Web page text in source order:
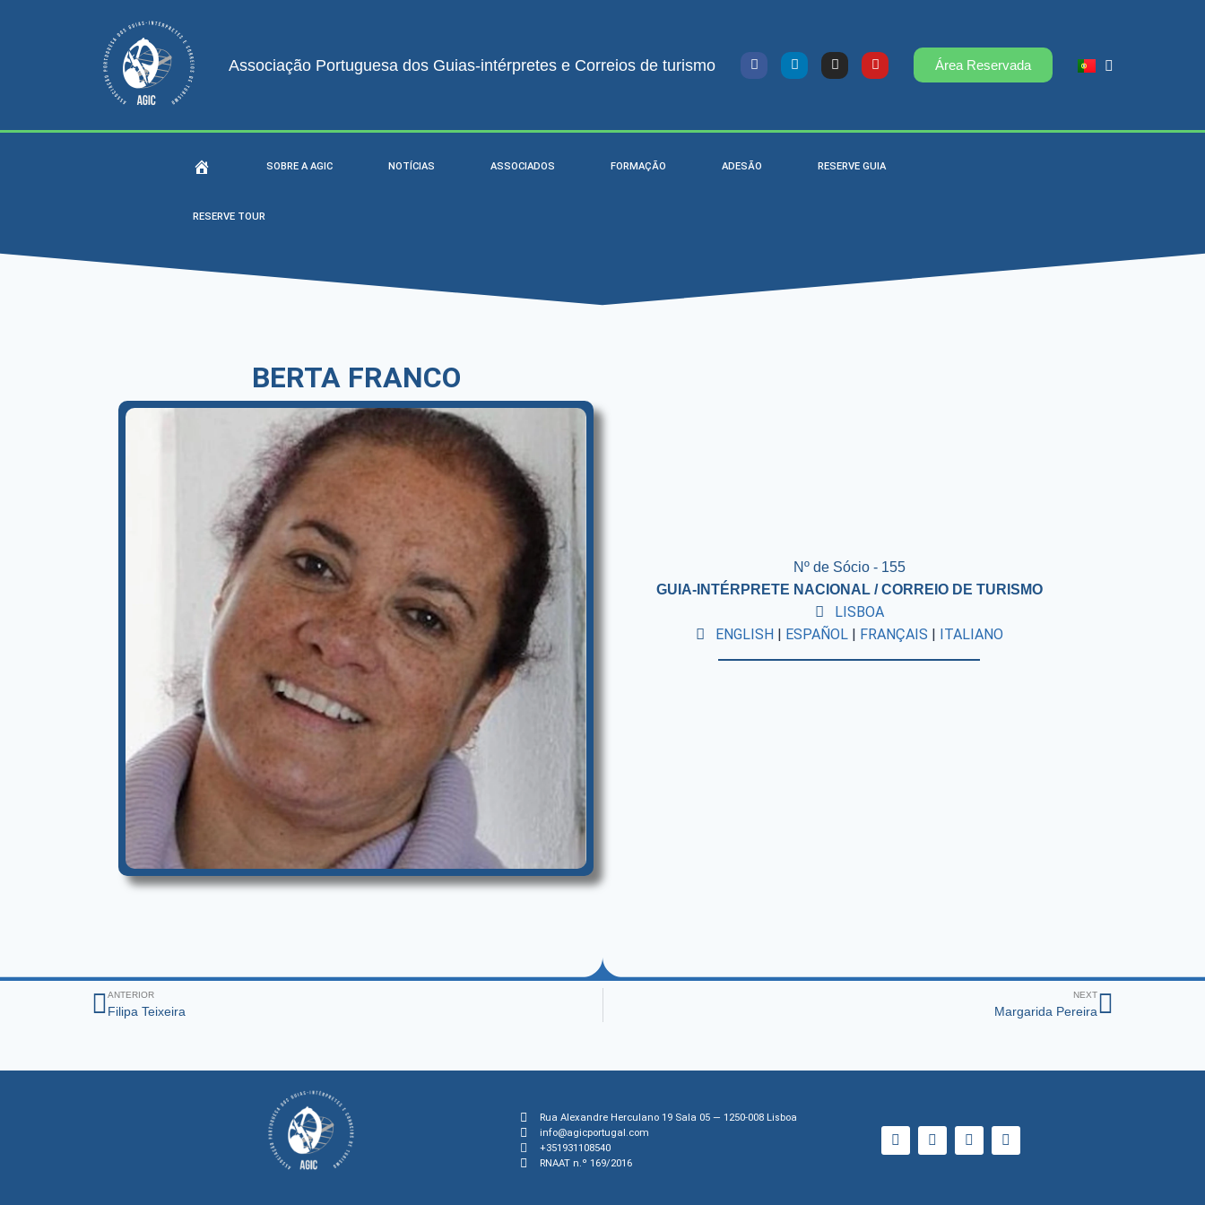
Associação Portuguesa dos Guias-intérpretes e Correios de turismo Área Reservada
SOBRE A AGIC NOTÍCIAS ASSOCIADOS FORMAÇÃO ADESÃO RESERVE GUIA
RESERVE TOUR
BERTA FRANCO
Nº de Sócio - 155
GUIA-INTÉRPRETE NACIONAL / CORREIO DE TURISMO
LISBOA
ENGLISH
ESPAÑOL| FRANÇAIS ITALIANO
ANTERIOR
Filipa Teixeira
NEXT
Margarida Pereira
Rua Alexandre Herculano 19 Sala 05 — 1250-008 Lisboa
info@agicportugal.com
+351931108540
RNAAT n.º 169/2016